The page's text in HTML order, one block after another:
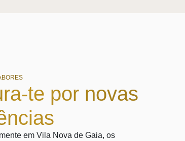
te por novas
em Vila Nova de Gaia, os